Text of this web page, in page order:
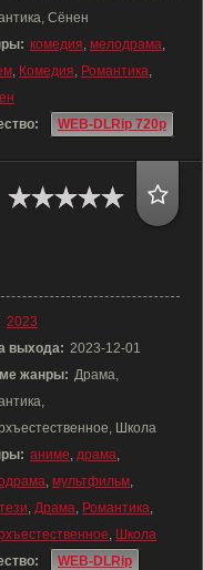
Сёнен
комедия, мелодрама,
, Комедия, Романтика,
WEB-DLRip 720p
2023
выхода: 2023-12-01
жанры: Драма,
Школа
аниме, драма,
, мультфильм,
, Драма, Романтика,
, Школа
WEB-DLRip